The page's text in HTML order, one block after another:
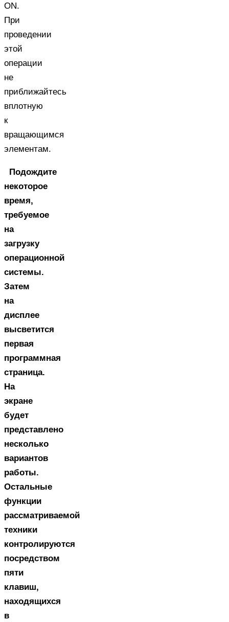
ON.
При
проведении
этой
операции
не
приближайтесь
вплотную
к
вращающимся
элементам.
Подождите
некоторое
время,
требуемое
на
загрузку
операционной
системы.
Затем
на
дисплее
высветится
первая
программная
страница.
На
экране
будет
представлено
несколько
вариантов
работы.
Остальные
функции
рассматриваемой
техники
контролируются
посредством
пяти
клавиш,
находящихся
в